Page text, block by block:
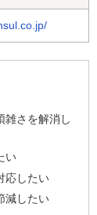
雑さを解消し
い
応したい
減したい